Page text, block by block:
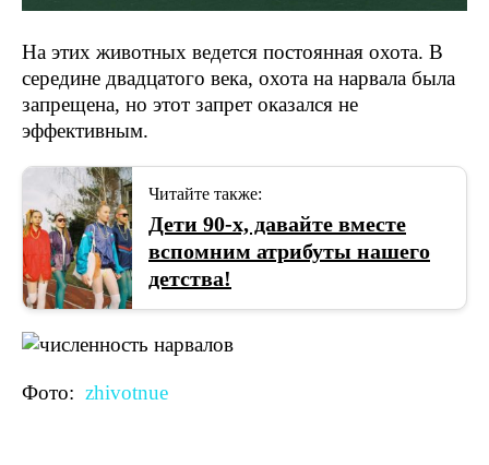
На этих животных ведется постоянная охота. В
середине двадцатого века, охота на нарвала была
запрещена, но этот запрет оказался не
эффективным.
Читайте также:
Дети 90-х, давайте вместе
вспомним атрибуты нашего
детства!
Фото: zhivotnue